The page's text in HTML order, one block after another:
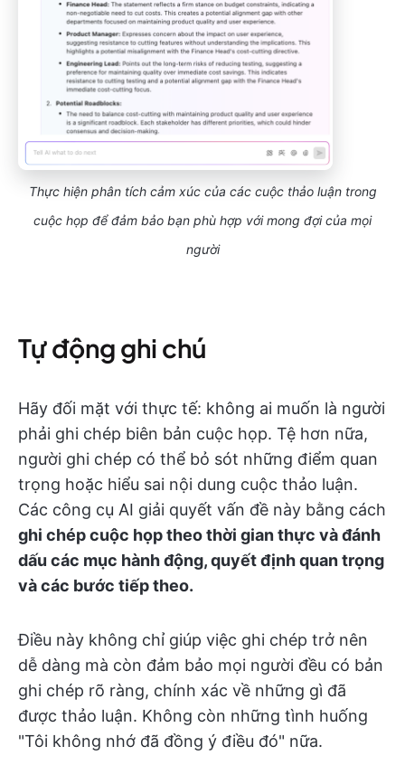
Thực hiện phân tích cảm xúc của các cuộc thảo luận trong
cuộc họp để đảm bảo bạn phù hợp với mong đợi của mọi
người
Tự động ghi chú
Hãy đối mặt với thực tế: không ai muốn là người
phải ghi chép biên bản cuộc họp. Tệ hơn nữa,
người ghi chép có thể bỏ sót những điểm quan
trọng hoặc hiểu sai nội dung cuộc thảo luận.
Các công cụ AI giải quyết vấn đề này bằng cách
ghi chép cuộc họp theo thời gian thực và đánh
dấu các mục hành động, quyết định quan trọng
và các bước tiếp theo.
Điều này không chỉ giúp việc ghi chép trở nên
dễ dàng mà còn đảm bảo mọi người đều có bản
ghi chép rõ ràng, chính xác về những gì đã
được thảo luận. Không còn những tình huống
"Tôi không nhớ đã đồng ý điều đó" nữa.